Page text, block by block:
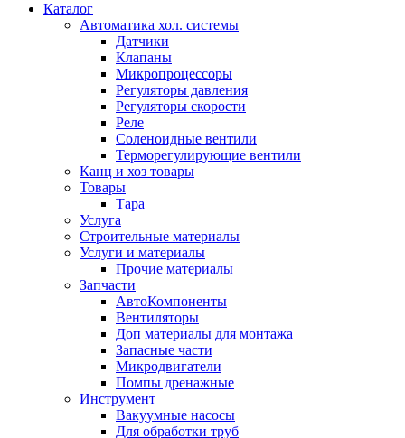
Каталог
Автоматика хол. системы
Датчики
Клапаны
Микропроцессоры
Регуляторы давления
Регуляторы скорости
Реле
Соленоидные вентили
Терморегулирующие вентили
Канц и хоз товары
Товары
Тара
Услуга
Строительные материалы
Услуги и материалы
Прочие материалы
Запчасти
АвтоКомпоненты
Вентиляторы
Доп материалы для монтажа
Запасные части
Микродвигатели
Помпы дренажные
Инструмент
Вакуумные насосы
Для обработки труб